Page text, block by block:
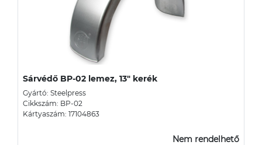
Sárvédő BP-02 lemez, 13" kerék
Gyártó: Steelpress
Cikkszám: BP-02
Kártyaszám: 17104863
Nem rendelhető